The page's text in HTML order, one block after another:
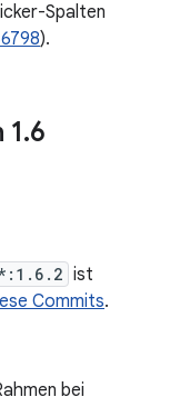
Spalten
).
.6
*:1.6.2 ist
Commits.
bei